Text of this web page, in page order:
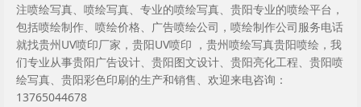
注喷绘写真、喷绘写真、专业的喷绘写真、贵阳专业的喷绘平台，
包括喷绘制作、喷绘价格、广告喷绘公司，喷绘制作公司服务电话
就找贵州UV喷印厂家，贵阳UV喷印 ，贵州喷绘写真贵阳喷绘，我
们专业从事贵阳广告设计、贵阳图文设计、贵阳亮化工程、贵阳喷
绘写真、贵阳彩色印刷的生产和销售、欢迎来电咨询：
13765044678